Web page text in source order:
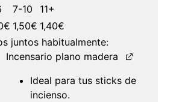
7-10
11+
€ 1,50€ 1,40€
juntos habitualmente:
Incensario plano madera
Ideal para tus sticks de
incienso.